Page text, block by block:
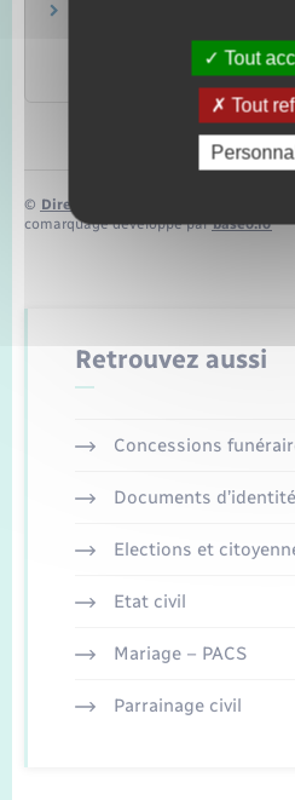
sécurité sociale
Centre des liaisons
sécurité sociale (Cleiss)
© Direction de l’information légale et
comarquage developpé parbaseo.io
Retrouvez aussi
Concessions
Documents d’identité
Elections et
Etat civil
Mariage – PACS
Parrainage civil
Tout
Tout